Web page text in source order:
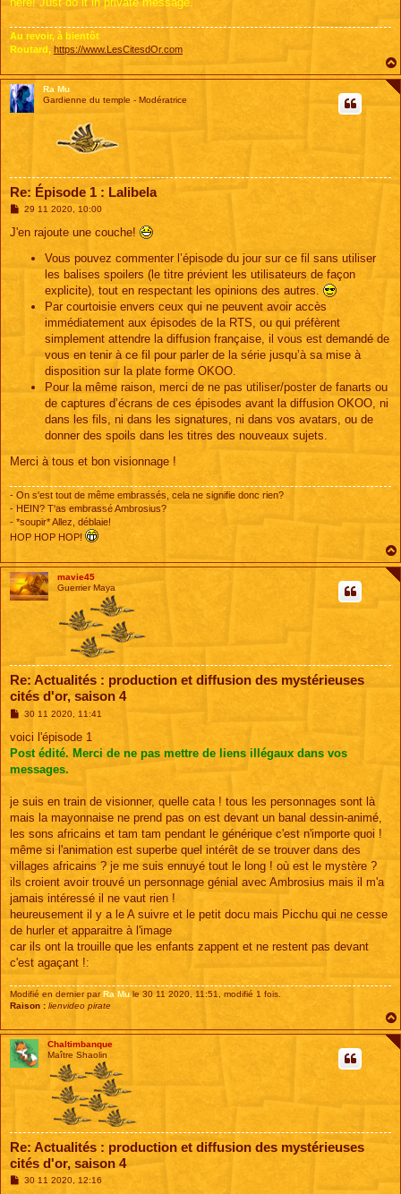
Au revoir, à bientôt
Routard, https://www.LesCitesdOr.com
Ra Mu
Gardienne du temple - Modératrice
Re: Épisode 1 : Lalibela
M
s
29 11 2020, 10:00
J'en rajoute une couche!
Vous pouvez commenter l’épisode du jour sur ce fil sans utiliser
les balises spoilers (le titre prévient les utilisateurs de façon
explicite), tout en respectant les opinions des autres.
Par courtoisie envers ceux qui ne peuvent avoir accès
immédiatement aux épisodes de la RTS, ou qui préfèrent
simplement attendre la diffusion française, il vous est demandé de
vous en tenir à ce fil pour parler de la série jusqu’à sa mise à
disposition sur la plate forme OKOO.
Pour la même raison, merci de ne pas utiliser/poster de fanarts ou
de captures d’écrans de ces épisodes avant la diffusion OKOO, ni
dans les fils, ni dans les signatures, ni dans vos avatars, ou de
donner des spoils dans les titres des nouveaux sujets.
Merci à tous et bon visionnage !
- On s'est tout de même embrassés, cela ne signifie donc rien?
- HEIN? T'as embrassé Ambrosius?
- *soupir* Allez, déblaie!
HOP HOP HOP!
mavie45
Guerrier Maya
Re: Actualités : production et diffusion des mystérieuses
cités d'or, saison 4
M
s
a
g
30 11 2020, 11:41
voici l'épisode 1
Post édité. Merci de ne pas mettre de liens illégaux dans vos
messages.
je suis en train de visionner, quelle cata ! tous les personnages sont là
mais la mayonnaise ne prend pas on est devant un banal dessin-animé,
les sons africains et tam tam pendant le générique c'est n'importe quoi !
même si l'animation est superbe quel intérêt de se trouver dans des
villages africains ? je me suis ennuyé tout le long ! où est le mystère ?
ils croient avoir trouvé un personnage génial avec Ambrosius mais il m'a
jamais intéressé il ne vaut rien !
heureusement il y a le A suivre et le petit docu mais Picchu qui ne cesse
de hurler et apparaitre à l'image
car ils ont la trouille que les enfants zappent et ne restent pas devant
c'est agaçant !:
Modifié en dernier parRa Mu le 30 11 2020, 11:51, modifié 1 fois.
Raison : lienvideo pirate
Chaltimbanque
Maître Shaolin
Re: Actualités : production et diffusion des mystérieuses
cités d'or, saison 4
M30 11 2020, 12:16